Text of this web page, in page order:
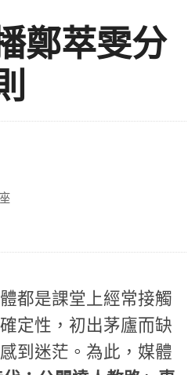
鄭萃雯分
都是課堂上經常接觸
定性，初出茅廬而缺
到迷茫。為此，媒體